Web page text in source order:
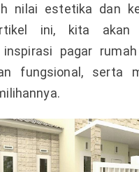
nilai estetika dan
ini, kita akan
inspirasi pagar
fungsional, serta